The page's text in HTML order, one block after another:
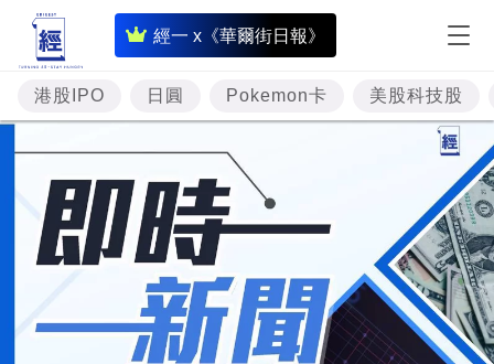
經一 x《華爾街日報》
即
時
財
經
專
題
投
資
樓
市
港股IPO 日圓 Pokemon卡 美股科技股